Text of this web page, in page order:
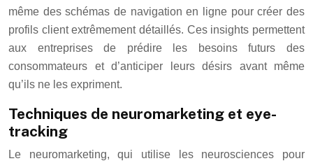
même des schémas de navigation en ligne pour créer des
profils client extrêmement détaillés. Ces insights permettent
aux entreprises de prédire les besoins futurs des
consommateurs et d’anticiper leurs désirs avant même
qu’ils ne les expriment.
Techniques de neuromarketing et eye-
tracking
Le neuromarketing, qui utilise les neurosciences pour